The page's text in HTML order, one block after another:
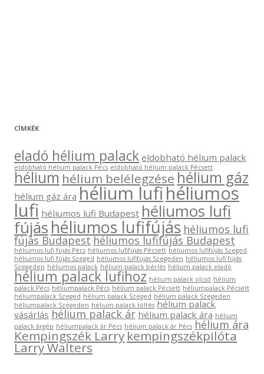
CÍMKÉK
eladó hélium palack eldobható hélium palack
eldobható hélium palack Pécs eldobható hélium palack Pécsett
hélium hélium belélegzésehélium gáz
hélium gáz ára hélium lufihéliumos
lufi héliumos lufi Budapest héliumos lufi
fújáshéliumos lufifújás héliumos lufi
fújás Budapesthéliumos lufifújás Budapest
héliumos lufi fújás Pécs héliumos lufifújás Pécsett héliumos lufifújás Szeged
héliumos lufi fújás Szeged héliumos lufifújás Szegeden héliumos lufi fújás
Szegeden héliumos palack hélium palack bérlés hélium palack eladó
hélium palack lufihoz hélium palack olcsó hélium
palack Pécs héliumpalack Pécs hélium palack Pécsett héliumpalack Pécsett
héliumpalack Szeged hélium palack Szeged hélium palack Szegeden
héliumpalack Szegeden hélium palack töltés hélium palack
vásárlás hélium palack ár hélium palack ára hélium
palack árgép héliumpalack ár Pécs hélium palack ár Pécs hélium ára
Kempingszék Larrykempingszékpilóta
Larry Walters